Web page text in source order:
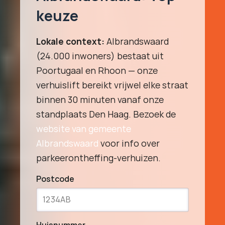
keuze
Lokale context: Albrandswaard
(24.000 inwoners) bestaat uit
Poortugaal en Rhoon — onze
verhuislift bereikt vrijwel elke straat
binnen 30 minuten vanaf onze
standplaats Den Haag. Bezoek de
website van gemeente
Albrandswaard voor info over
parkeerontheffing-verhuizen.
Postcode